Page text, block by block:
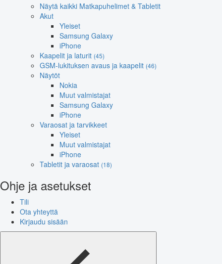
Näytä kaikki Matkapuhelimet & Tabletit
Akut
Yleiset
Samsung Galaxy
iPhone
Kaapelit ja laturit (45)
GSM-lukituksen avaus ja kaapelit (46)
Näytöt
Nokia
Muut valmistajat
Samsung Galaxy
iPhone
Varaosat ja tarvikkeet
Yleiset
Muut valmistajat
iPhone
Tabletit ja varaosat (18)
Ohje ja asetukset
Tili
Ota yhteyttä
Kirjaudu sisään